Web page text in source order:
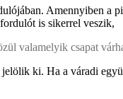
Amennyiben a
is sikerrel veszik,
valamelyik csapat
ki. Ha a váradi